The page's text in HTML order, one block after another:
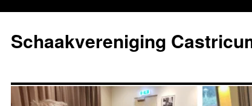
de
inhoud
Schaakvereniging